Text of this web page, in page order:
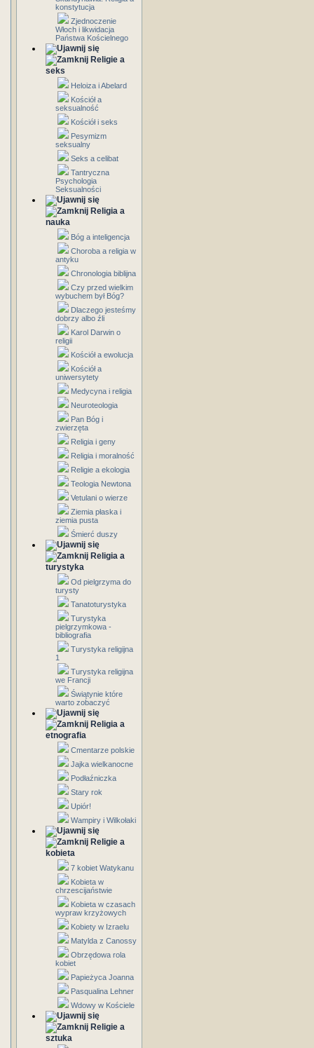
konstytucja
Zjednoczenie
Włoch i likwidacja
Państwa Kościelnego
Religie a
seks
Heloiza i Abelard
Kościół a
seksualność
Kościół i seks
Pesymizm
seksualny
Seks a celibat
Tantryczna
Psychologia
Seksualności
Religia a
nauka
Bóg a inteligencja
Choroba a religia w
antyku
Chronologia biblijna
Czy przed wielkim
wybuchem był Bóg?
Dlaczego jesteśmy
dobrzy albo źli
Karol Darwin o
religii
Kościół a ewolucja
Kościół a
uniwersytety
Medycyna i religia
Neuroteologia
Pan Bóg i
zwierzęta
Religia i geny
Religia i moralność
Religie a ekologia
Teologia Newtona
Vetulani o wierze
Ziemia płaska i
ziemia pusta
Śmierć duszy
Religia a
turystyka
Od pielgrzyma do
turysty
Tanatoturystyka
Turystyka
pielgrzymkowa -
bibliografia
Turystyka religijna
1
Turystyka religijna
we Francji
Świątynie które
warto zobaczyć
Religia a
etnografia
Cmentarze polskie
Jajka wielkanocne
Podłaźniczka
Stary rok
Upiór!
Wampiry i Wilkołaki
Religie a
kobieta
7 kobiet Watykanu
Kobieta w
chrzescijaństwie
Kobieta w czasach
wypraw krzyżowych
Kobiety w Izraelu
Matylda z Canossy
Obrzędowa rola
kobiet
Papieżyca Joanna
Pasqualina Lehner
Wdowy w Kościele
Religie a
sztuka